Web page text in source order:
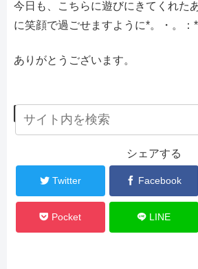
今日も、こちらに遊びにきてくれた
に笑顔で過ごせますように*。・。：*
ありがとうございます。
ブログ 骨盤臓器脱
シェアする
Twitter Facebook
Pocket LINE